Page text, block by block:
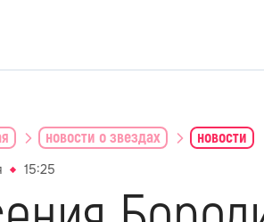
новости о звездах новости
15:25